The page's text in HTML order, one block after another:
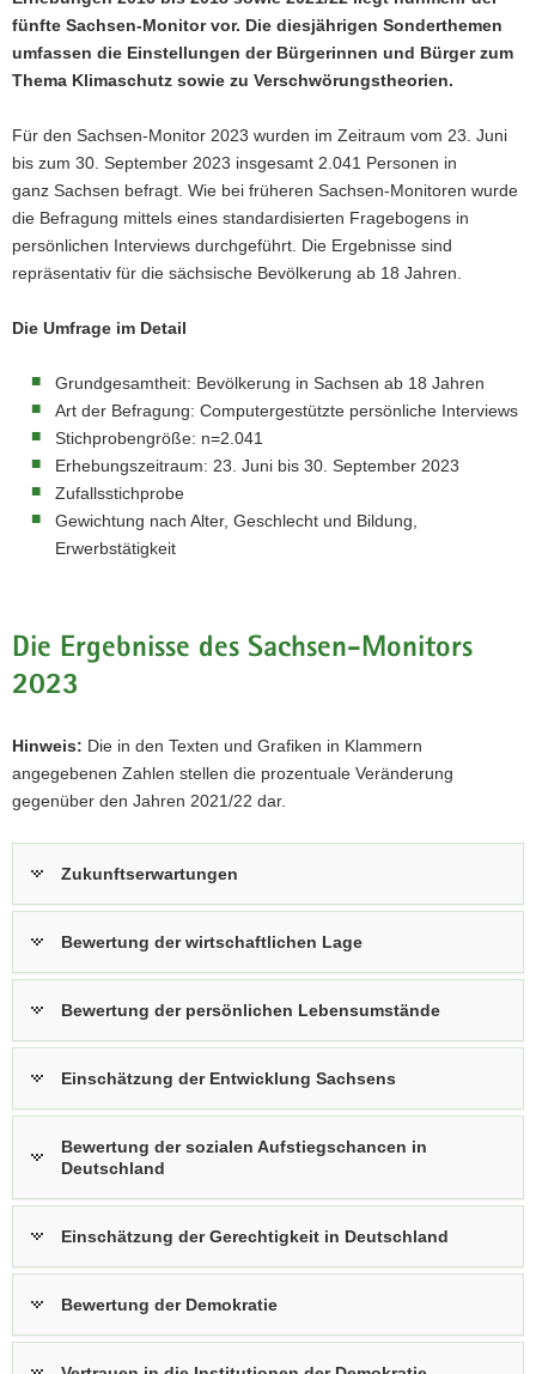
a
v
a
t
i
o
n
fünfte Sachsen-Monitor vor. Die diesjährigen Sonderthemen
umfassen die Einstellungen der Bürgerinnen und Bürger zum
Thema Klimaschutz sowie zu Verschwörungstheorien.
Für den Sachsen-Monitor 2023 wurden im Zeitraum vom 23. Juni
bis zum 30. September 2023 insgesamt 2.041 Personen in
ganz Sachsen befragt. Wie bei früheren Sachsen-Monitoren wurde
die Befragung mittels eines standardisierten Fragebogens in
persönlichen Interviews durchgeführt. Die Ergebnisse sind
repräsentativ für die sächsische Bevölkerung ab 18 Jahren.
Die Umfrage im Detail
Grundgesamtheit: Bevölkerung in Sachsen ab 18 Jahren
Art der Befragung: Computergestützte persönliche Interviews
Stichprobengröße: n=2.041
Erhebungszeitraum: 23. Juni bis 30. September 2023
Zufallsstichprobe
Gewichtung nach Alter, Geschlecht und Bildung,
Erwerbstätigkeit
Die Ergebnisse des Sachsen-Monitors
2023
Hinweis: Die in den Texten und Grafiken in Klammern
angegebenen Zahlen stellen die prozentuale Veränderung
gegenüber den Jahren 2021/22 dar.
Zukunftserwartungen
Bewertung der wirtschaftlichen Lage
Bewertung der persönlichen Lebensumstände
Einschätzung der Entwicklung Sachsens
Bewertung der sozialen Aufstiegschancen in
Deutschland
Einschätzung der Gerechtigkeit in Deutschland
Bewertung der Demokratie